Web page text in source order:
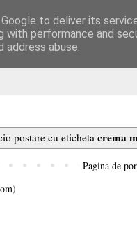
postare cu etichetacrema
Pagina de
to deliver its
with performance and
abuse.